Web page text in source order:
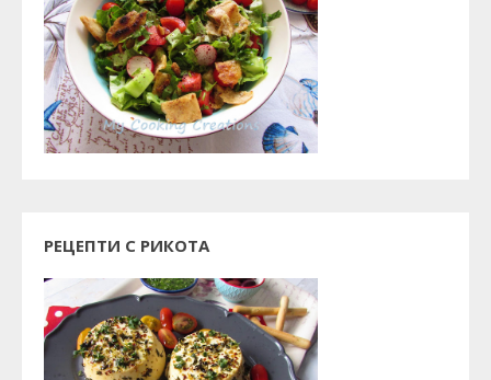
РЕЦЕПТИ С РИКОТА